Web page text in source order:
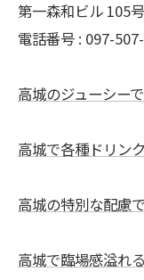
第一森和ビル 105号
電話番号 : 097-
高城のジューシー
高城で各種ドリン
高城の特別な配慮
高城で臨場感溢れ